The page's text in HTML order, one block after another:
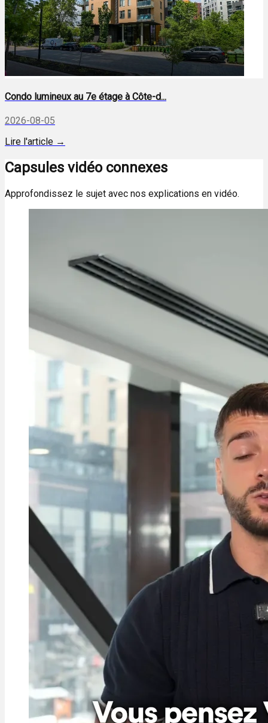
Condo lumineux au 7e étage à Côte-d...
2026-08-05
Lire l'article →
Capsules vidéo connexes
Approfondissez le sujet avec nos explications en vidéo.